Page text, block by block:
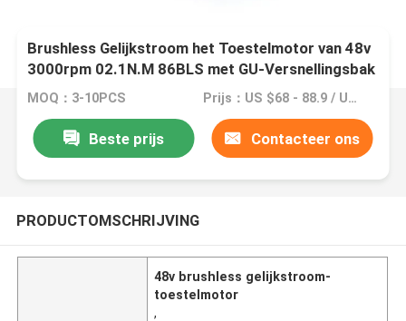
Brushless Gelijkstroom het Toestelmotor van 48v
3000rpm 02.1N.M 86BLS met GU-Versnellingsbak
MOQ：3-10PCS Prijs：US $68 - 88.9 / Unit
Beste prijs Contacteer ons
PRODUCTOMSCHRIJVING
48v brushless gelijkstroom-
toestelmotor
,